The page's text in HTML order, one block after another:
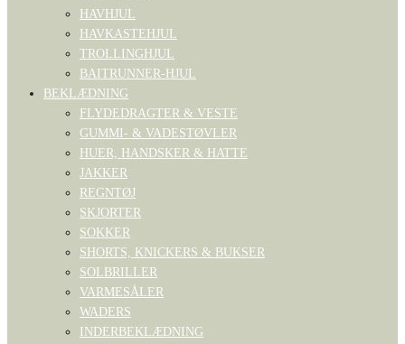
HAVHJUL
HAVKASTEHJUL
TROLLINGHJUL
BAITRUNNER-HJUL
BEKLÆDNING
FLYDEDRAGTER & VESTE
GUMMI- & VADESTØVLER
HUER, HANDSKER & HATTE
JAKKER
REGNTØJ
SKJORTER
SOKKER
SHORTS, KNICKERS & BUKSER
SOLBRILLER
VARMESÅLER
WADERS
INDERBEKLÆDNING